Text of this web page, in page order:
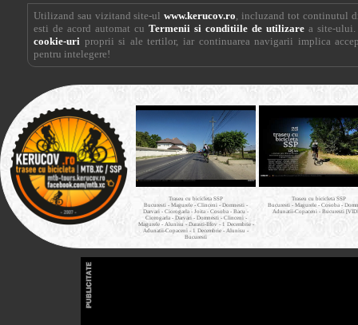
Utilizand sau vizitand site-ulwww.kerucov.ro, incluzand tot continutul
esti de acord automat cu Termenii si conditiile de utilizare a site-ului.
cookie-uri proprii si ale tertilor, iar continuarea navigarii implica
pentru intelegere!
Traseu cu bicicleta SSP
Bucuresti - Magurele - Clinceni - Domnesti -
Darvari - Ciorogarla - Joita - Cosoba - Bacu -
Ciorogarla - Darvari - Domnesti - Clinceni -
Magurele - Alunisu - Darasti-Ilfov - 1 Decembrie -
Adunatii-Copaceni - 1 Decembrie - Alunisu -
Bucuresti
Traseu cu bicicleta SSP
Bucuresti - Magurele - Cosoba -
Adunatii-Copaceni - Bucuresti